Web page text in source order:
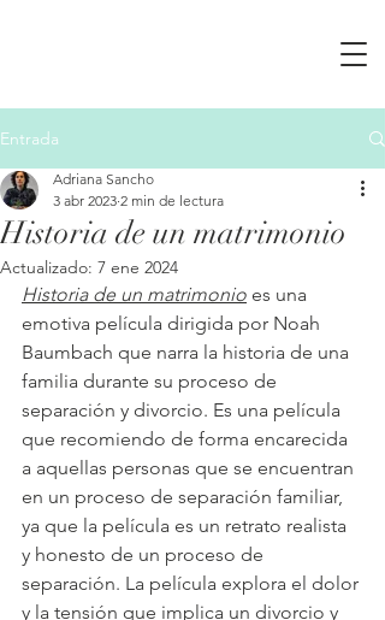
Entrada
Historia de un matrimonio
Adriana Sancho
3 abr 2023 2 min de lectura
Actualizado: 7 ene 2024
Historia de un matrimonio es una
emotiva película dirigida por Noah
Baumbach que narra la historia de una
familia durante su proceso de
separación y divorcio. Es una película
que recomiendo de forma encarecida
a aquellas personas que se encuentran
en un proceso de separación familiar,
ya que la película es un retrato realista
y honesto de un proceso de
separación. La película explora el dolor
y la tensión que implica un divorcio y